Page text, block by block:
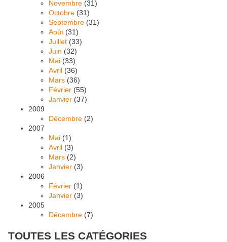
Novembre (31)
Octobre (31)
Septembre (31)
Août (31)
Juillet (33)
Juin (32)
Mai (33)
Avril (36)
Mars (36)
Février (55)
Janvier (37)
2009
Décembre (2)
2007
Mai (1)
Avril (3)
Mars (2)
Janvier (3)
2006
Février (1)
Janvier (3)
2005
Décembre (7)
TOUTES LES CATÉGORIES